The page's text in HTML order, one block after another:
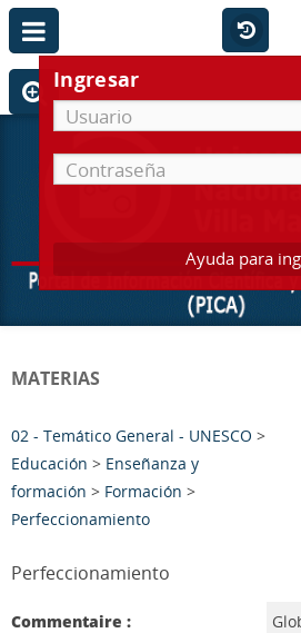
Ingresar
Ayuda para
MATERIAS
02 - Temático General - UNESCO >
Educación > Enseñanza y
formación > Formación >
Perfeccionamiento
Perfeccionamiento
Commentaire :